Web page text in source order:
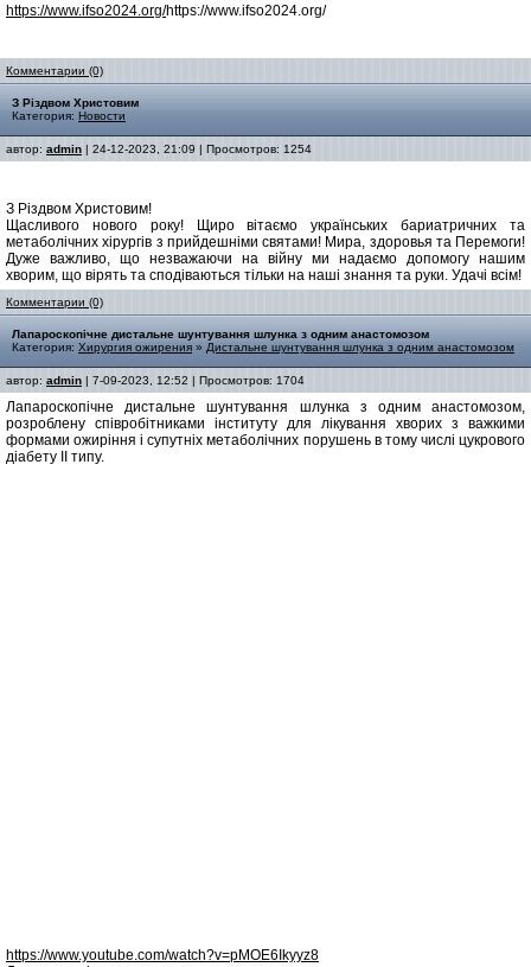
https://www.ifso2024.org/https://www.ifso2024.org/
Комментарии (0)
З Різдвом Христовим
Категория: Новости
автор: admin | 24-12-2023, 21:09 | Просмотров: 1254
З Різдвом Христовим!
Щасливого нового року! Щиро вітаємо українських бариатричних та
метаболічних хірургів з прийдешніми святами! Мира, здоровья та Перемоги!
Дуже важливо, що незважаючи на війну ми надаємо допомогу нашим
хворим, що вірять та сподіваються тільки на наші знання та руки. Удачі всім!
Комментарии (0)
Лапароскопічне дистальне шунтування шлунка з одним анастомозом
Категория: Хирургия ожирения » Дистальне шунтування шлунка з одним анастомозом
автор: admin | 7-09-2023, 12:52 | Просмотров: 1704
Лапароскопічне дистальне шунтування шлунка з одним анастомозом,
розроблену співробітниками інституту для лікування хворих з важкими
формами ожиріння і супутніх метаболічних порушень в тому числі цукрового
діабету ІІ типу.
https://www.youtube.com/watch?v=pMOE6Ikyyz8